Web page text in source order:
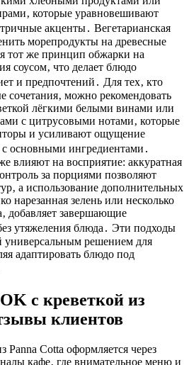
которые уравновешивают
акценты․ Вегетарианская
морепродукты на древесные
тот же принцип обжарки на
соусом‚ что делает блюдо
и предпочтений․ Для тех‚ кто
сочетания‚ можно рекомендовать
лёгкими белыми винами или
с цитрусовыми нотами‚ которые
и усиливают ощущение
с основными ингредиентами․
влияют на восприятие: аккуратная
за порциями позволяют
а использование дополнительных
нарезанная зелень или несколько
добавляет завершающие
утяжеления блюда․ Эти подходы
универсальным решением для
адаптировать блюдо под
с креветкой из
клиентов
Panna Cotta оформляется через
кафе‚ где внимательное меню и